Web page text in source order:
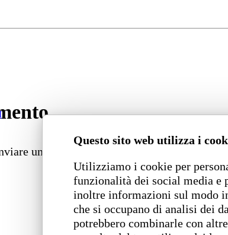
Questo sito web utilizza i
Utilizziamo i cookie per
funzionalità dei social media
inoltre informazioni sul modo
che si occupano di analisi dei
potrebbero combinarle con
un commento.